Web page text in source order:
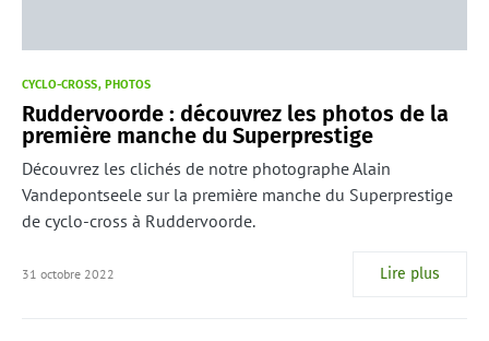
CYCLO-CROSS PHOTOS
Ruddervoorde : découvrez les photos de la
première manche du Superprestige
Découvrez les clichés de notre photographe Alain
Vandepontseele sur la première manche du Superprestige
de cyclo-cross à Ruddervoorde.
31 octobre 2022 Lire plus